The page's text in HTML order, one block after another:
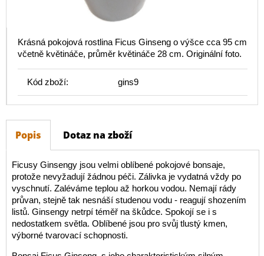
Krásná pokojová rostlina Ficus Ginseng o výšce cca 95 cm
včetně květináče, průměr květináče 28 cm. Originální foto.
Kód zboží: gins9
Popis Dotaz na zboží
Ficusy Ginsengy jsou velmi oblíbené pokojové bonsaje,
protože nevyžadují žádnou péči. Zálivka je vydatná vždy po
vyschnutí. Zaléváme teplou až horkou vodou. Nemají rády
průvan, stejně tak nesnáší studenou vodu - reagují shozením
listů. Ginsengy netrpí téměř na škůdce. Spokojí se i s
nedostatkem světla. Oblíbené jsou pro svůj tlustý kmen,
výborné tvarovací schopnosti.